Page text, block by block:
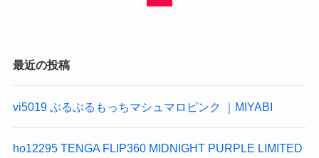
最近の投稿
vi5019 ぶるぶるもっちマシュマロピンク ｜MIYABI
ho12295 TENGA FLIP360 MIDNIGHT PURPLE LIMITED